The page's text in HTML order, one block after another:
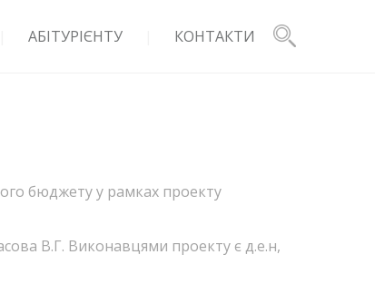
АБІТУРІЄНТУ КОНТАКТИ
бюджету у рамках проекту
В.Г. Виконавцями проекту є д.е.н,